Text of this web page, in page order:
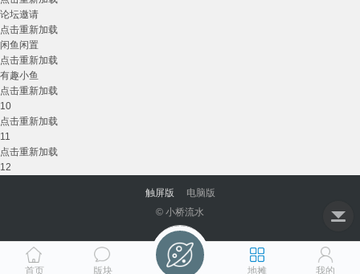
首页 版块 地摊 我的
论坛邀请
点击重新加载
闲鱼闲置
点击重新加载
有趣小鱼
点击重新加载
10
点击重新加载
11
点击重新加载
12
触屏版
电脑版
© 小桥流水